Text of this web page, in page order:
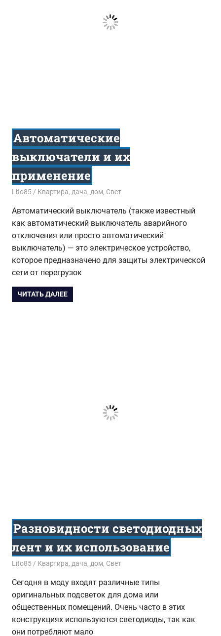
Автоматические
выключатели и их
применение
29.06.2023
Lito85 Квартира, дача, дом, Свет
Автоматический выключатель (также известный
как автоматический выключатель аварийного
отключения или просто автоматический
выключатель) — это электрическое устройство,
которое предназначено для защиты электрической
сети от перегрузок
ЧИТАТЬ ДАЛЕЕ
Разновидности светодиодных
лент и их использование
06.02.2018
Lito85 Квартира, дача, дом, Свет
Сегодня в моду входят различные типы
оригинальных подсветок для дома или
общественных помещений. Очень часто в этих
конструкциях используются светодиоды, так как
они потребляют мало